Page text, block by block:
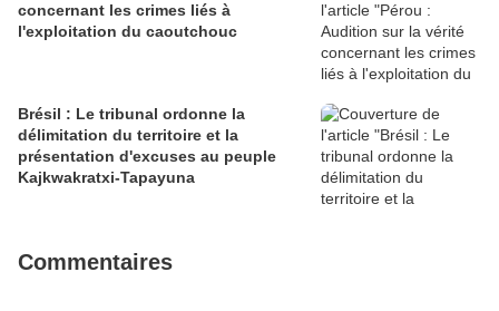
concernant les crimes liés à
l'exploitation du caoutchouc
Brésil : Le tribunal ordonne la
délimitation du territoire et la
présentation d'excuses au peuple
Kajkwakratxi-Tapayuna
Commentaires